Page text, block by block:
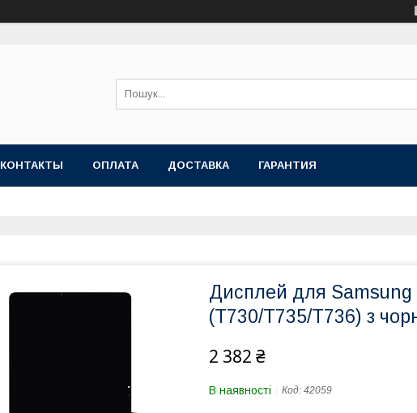
КОНТАКТЫ ОПЛАТА ДОСТАВКА ГАРАНТИЯ
Дисплей для Samsung
(T730/T735/T736) з
2 382 ₴
В наявності Код: 42059